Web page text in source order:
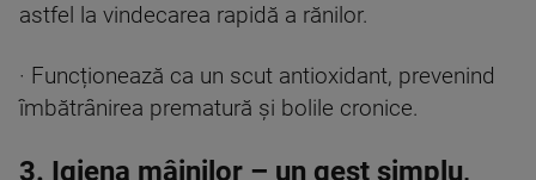
astfel la vindecarea rapidă a rănilor.
· Funcționează ca un scut antioxidant, prevenind
îmbătrânirea prematură și bolile cronice.
3. Igiena mâinilor – un gest simplu,